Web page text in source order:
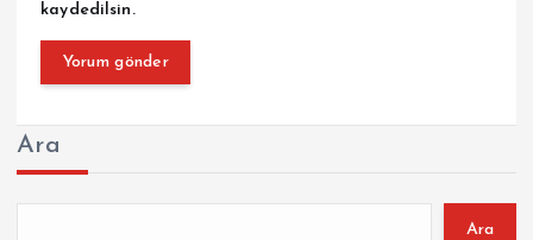
kaydedilsin.
Ara
Ara